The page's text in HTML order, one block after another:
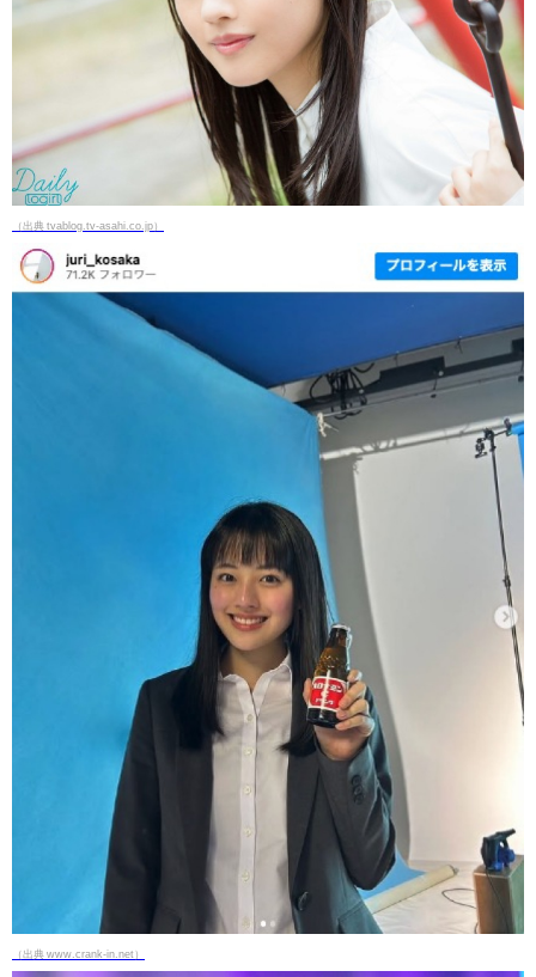
（出典 tvablog.tv-asahi.co.jp）
（出典 www.crank-in.net）